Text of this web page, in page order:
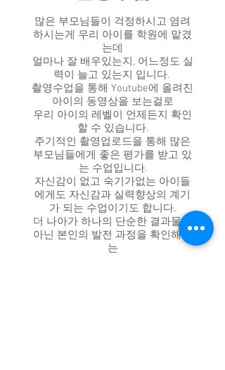
많은 부모님들이 걱정하시고 염려
하시는게 우리 아이를 학원에 맡겼
는데
얼마나 잘 배우있는지, 어느정도 실
력이 늘고 있는지 입니다.
촬영수업을 통해 Youtube에 올려진
아이의 동영상을 보는걸로
우리 아이의 레벨이 언제든지 확인
할 수 있습니다.
주기적인 촬영업로드을 통해 많은
부모님들에게 좋은 평가를 받고 있
는 수업입니다.
​자신감이 없고 숙기가없는 아이들
에게도 자신감과 실력향상의 계기
가 되는 수업이기도 합니다.
더 나아가 하나의 단순한 결과물이
아닌 본인의 발전 과정을 확인해가
는